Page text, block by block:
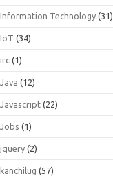
Information Technology (31)
IoT (34)
irc (1)
Java (12)
Javascript (22)
Jobs (1)
jquery (2)
kanchilug (57)